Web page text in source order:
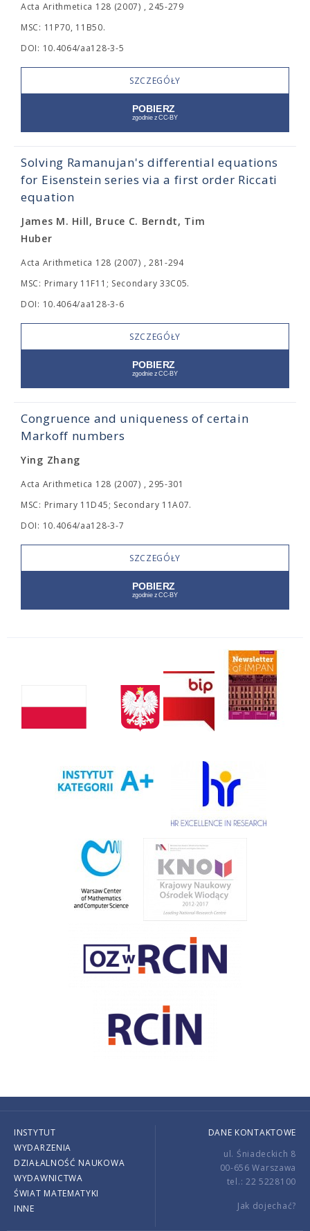
Acta Arithmetica 128 (2007) , 245-279
MSC: 11P70, 11B50.
DOI: 10.4064/aa128-3-5
SZCZEGÓŁY
Solving Ramanujan's differential equations
for Eisenstein series via a first order Riccati
equation
James M. Hill, Bruce C. Berndt, Tim
Huber
Acta Arithmetica 128 (2007) , 281-294
MSC: Primary 11F11; Secondary 33C05.
DOI: 10.4064/aa128-3-6
SZCZEGÓŁY
Congruence and uniqueness of certain
Markoff numbers
Ying Zhang
Acta Arithmetica 128 (2007) , 295-301
MSC: Primary 11D45; Secondary 11A07.
DOI: 10.4064/aa128-3-7
SZCZEGÓŁY
INSTYTUT
WYDARZENIA
DZIAŁALNOŚĆ NAUKOWA
WYDAWNICTWA
ŚWIAT MATEMATYKI
INNE
DANE KONTAKTOWE
ul. Śniadeckich 8
00-656 Warszawa
tel.: 22 5228100
Jak dojechać?